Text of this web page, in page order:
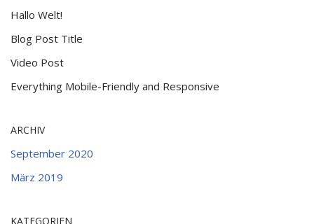
Hallo Welt!
Blog Post Title
Video Post
Everything Mobile-Friendly and Responsive
ARCHIV
September 2020
März 2019
KATEGORIEN